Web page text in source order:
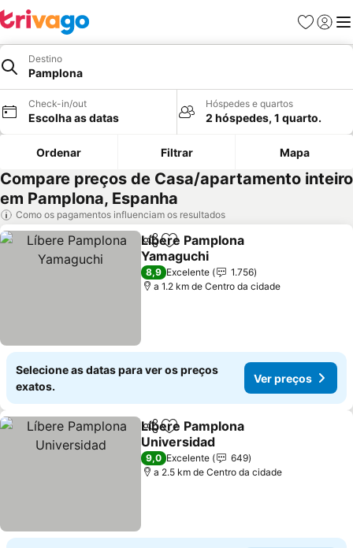
Favoritos
Iniciar
Destino
Pamplona
Check-in/out
Escolha as datas
Hóspedes e quartos
2 hóspedes, 1 quarto.
Ordenar Filtrar Mapa
Compare preços de Casa/apartamento inteiro
em Pamplona, Espanha
Como os pagamentos influenciam os resultados
PartilharAdicionar aos favoritos
Líbere Pamplona
Yamaguchi
8,9 Excelente
1.756
a 1.2 km de Centro da cidade
Selecione as datas para ver os preços
exatos.
Ver preços
PartilharAdicionar aos favoritos
Líbere Pamplona
Universidad
9,0 Excelente
649
a 2.5 km de Centro da cidade